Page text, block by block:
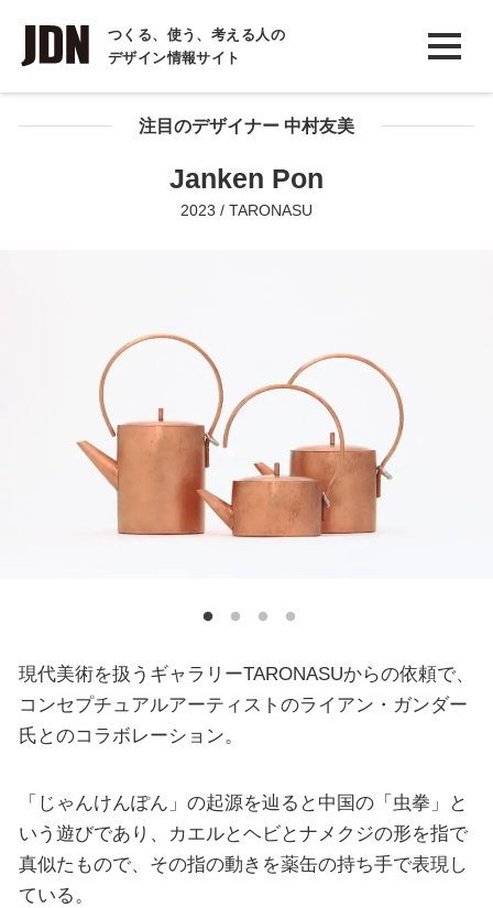
つくる、使う、考える人の
デザイン情報サイト
INTERVIEW
インタビュー
REPORT注目のデザイナー 中村友美
Janken Pon
2023 / TARONASU
現代美術を扱うギャラリーTARONASUからの依頼で、
コンセプチュアルアーティストのライアン・ガンダー
氏とのコラボレーション。
「じゃんけんぽん」の起源を辿ると中国の「虫拳」と
いう遊びであり、カエルとヘビとナメクジの形を指で
真似たもので、その指の動きを薬缶の持ち手で表現し
ている。